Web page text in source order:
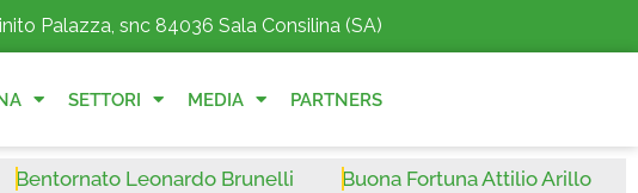
Palazza, snc 84036 Sala Consilina (SA)
SETTORI MEDIA PARTNERS
Leonardo Brunelli Buona Fortuna Attilio Arillo